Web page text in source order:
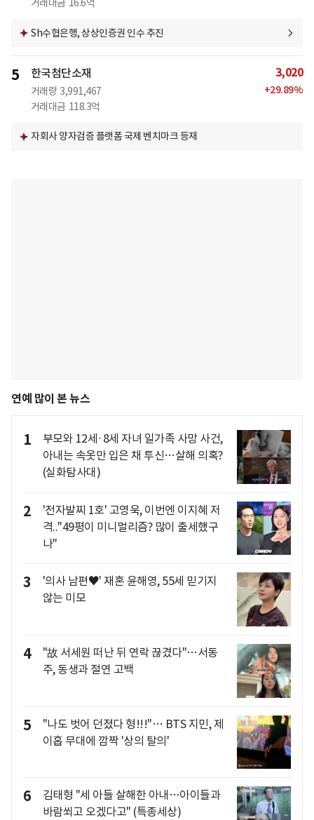
거래대금 16.6억
Sh수협은행, 상상인증권 인수 추진
5 한국첨단소재
거래량 3,991,467
거래대금 118.3억
3,020
+29.89%
자회사 양자검증 플랫폼 국제 벤치마크 등재
연예 많이 본 뉴스
1
부모와 12세·8세 자녀 일가족 사망 사건,
아내는 속옷만 입은 채 투신…살해 의혹?
(실화탐사대)
2
'전자발찌 1호' 고영욱, 이번엔 이지혜 저
격.."49평이 미니멀리즘? 많이 출세했구
나"
3
'의사 남편♥' 재혼 윤해영, 55세 믿기지
않는 미모
4
"故 서세원 떠난 뒤 연락 끊겼다"…서동
주, 동생과 절연 고백
5
"나도 벗어 던졌다 형!!!"… BTS 지민, 제
이홉 무대에 깜짝 '상의 탈의'
6
김태형 "세 아들 살해한 아내…아이들과
바람쐬고 오겠다고" (특종세상)